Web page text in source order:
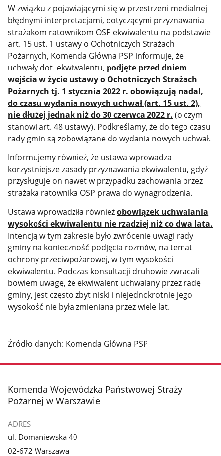
W związku z pojawiającymi się w przestrzeni medialnej
błędnymi interpretacjami, dotyczącymi przyznawania
strażakom ratownikom OSP ekwiwalentu na podstawie
art. 15 ust. 1 ustawy o Ochotniczych Strażach
Pożarnych, Komenda Główna PSP informuje, że
uchwały dot. ekwiwalentu, podjęte przed dniem
wejścia w życie ustawy o Ochotniczych Strażach
Pożarnych tj. 1 stycznia 2022 r. obowiązują nadal,
do czasu wydania nowych uchwał (art. 15 ust. 2),
nie dłużej jednak niż do 30 czerwca 2022 r. (o czym
stanowi art. 48 ustawy). Podkreślamy, że do tego czasu
rady gmin są zobowiązane do wydania nowych uchwał.
Informujemy również, że ustawa wprowadza
korzystniejsze zasady przyznawania ekwiwalentu, gdyż
przysługuje on nawet w przypadku zachowania przez
strażaka ratownika OSP prawa do wynagrodzenia.
Ustawa wprowadziła równieżobowiązek uchwalania
wysokości ekwiwalentu nie rzadziej niż co dwa lata.
Intencją w tym zakresie było zwrócenie uwagi rady
gminy na konieczność podjęcia rozmów, na temat
ochrony przeciwpożarowej, w tym wysokości
ekwiwalentu. Podczas konsultacji druhowie zwracali
bowiem uwagę, że ekwiwalent uchwalany przez radę
gminy, jest często zbyt niski i niejednokrotnie jego
wysokość nie była zmieniana przez wiele lat.
Źródło danych: Komenda Główna PSP
stopka
Komenda Wojewódzka Państwowej Straży
Pożarnej w Warszawie
ADRES
ul. Domaniewska 40
02-672 Warszawa